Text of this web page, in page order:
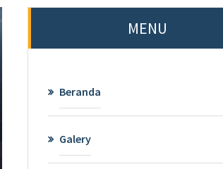
MENU
Beranda
Galery